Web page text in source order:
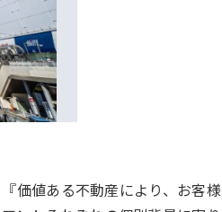
価値ある不動産により、お客様